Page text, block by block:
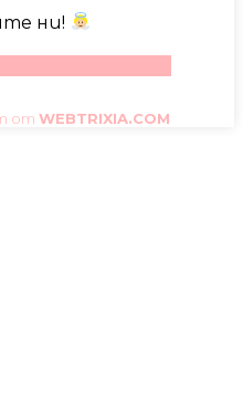
ни!
от WEBTRIXIA.COM